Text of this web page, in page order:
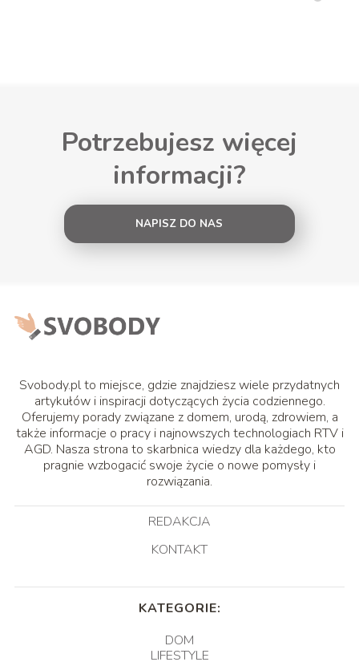
Potrzebujesz więcej
informacji?
NAPISZ DO NAS
Svobody.pl to miejsce, gdzie znajdziesz wiele przydatnych
artykułów i inspiracji dotyczących życia codziennego.
Oferujemy porady związane z domem, urodą, zdrowiem, a
także informacje o pracy i najnowszych technologiach RTV i
AGD. Nasza strona to skarbnica wiedzy dla każdego, kto
pragnie wzbogacić swoje życie o nowe pomysły i
rozwiązania.
REDAKCJA
KONTAKT
KATEGORIE:
DOM
LIFESTYLE